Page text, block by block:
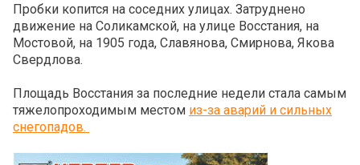
Пробки копится на соседних улицах. Затруднено
движение на Соликамской, на улице Восстания, на
Мостовой, на 1905 года, Славянова, Смирнова, Якова
Свердлова.
Площадь Восстания за последние недели стала самым
тяжелопроходимым местом из-за аварий и сильных
снегопадов.